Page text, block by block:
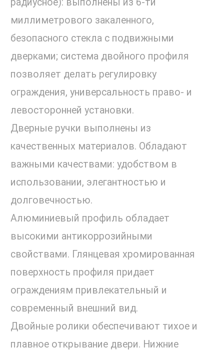
радиусное): выполнены из 6-ти
миллиметрового закаленного,
безопасного стекла с подвижными
дверками; система двойного профиля
позволяет делать регулировку
ограждения, универсальность право- и
левосторонней установки.
Дверные ручки выполнены из
качественных материалов. Обладают
важными качествами: удобством в
использовании, элегантностью и
долговечностью.
Алюминиевый профиль обладает
высокими антикоррозийными
свойствами. Глянцевая хромированная
поверхность профиля придает
ограждениям привлекательный и
современный внешний вид.
Двойные ролики обеспечивают тихое и
плавное открывание двери. Нижние